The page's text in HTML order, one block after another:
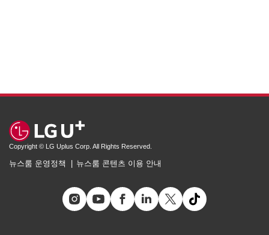
Copyright © LG Uplus Corp. All Rights Reserved.
뉴스룸 운영정책 뉴스룸 콘텐츠 이용 안내